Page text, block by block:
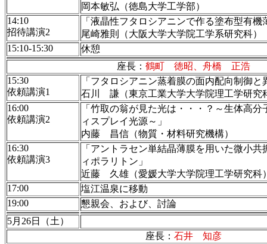
岡本敏弘（徳島大学工学部）
14:10
招待講演2
「液晶性フタロシアニンで作る塗布型有機
尾崎雅則（大阪大学大学院工学系研究科）
15:10-15:30
休憩
座長： 鶴町 徳昭、舟橋 正浩
15:30
依頼講演1
「フタロシアニン蒸着膜の面内配向制御
石川 謙（東京工業大学大学院理工学研究
16:00
依頼講演2
「竹取の翁が見た光は・・・？～生体高
ィスプレイ光源～」
内藤 昌信（物質・材料研究機構）
16:30
依頼講演3
「アントラセン単結晶薄膜を用いた微小
ィポラリトン」
近藤 久雄（愛媛大学大学院理工学研究科
17:00
塩江温泉に移動
19:00
懇親会、および、討論
5月26日（土）
座長： 石井 知彦